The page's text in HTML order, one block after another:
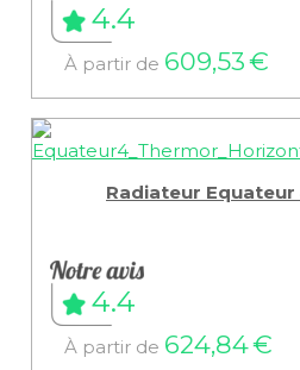
4.4
À partir de 609,53 €
Radiateur Equateur
4.4
À partir de 624,84 €